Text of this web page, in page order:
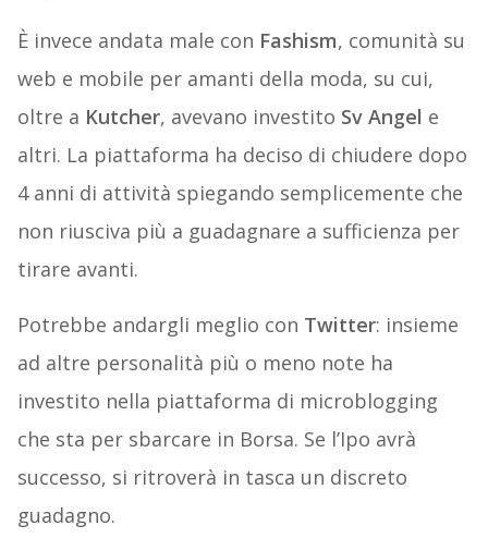
È invece andata male con Fashism, comunità su
web e mobile per amanti della moda, su cui,
oltre a Kutcher, avevano investito Sv Angel e
altri. La piattaforma ha deciso di chiudere dopo
4 anni di attività spiegando semplicemente che
non riusciva più a guadagnare a sufficienza per
tirare avanti.
Potrebbe andargli meglio con Twitter: insieme
ad altre personalità più o meno note ha
investito nella piattaforma di microblogging
che sta per sbarcare in Borsa. Se l’Ipo avrà
successo, si ritroverà in tasca un discreto
guadagno.